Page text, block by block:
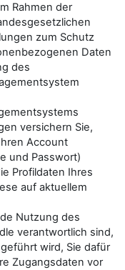
Rahmen der
zum Schutz
Daten
des
versichern Sie,
Account
und Passwort)
Profildaten Ihres
auf aktuellem
Nutzung des
verantwortlich sind,
wird, Sie dafür
Zugangsdaten vor